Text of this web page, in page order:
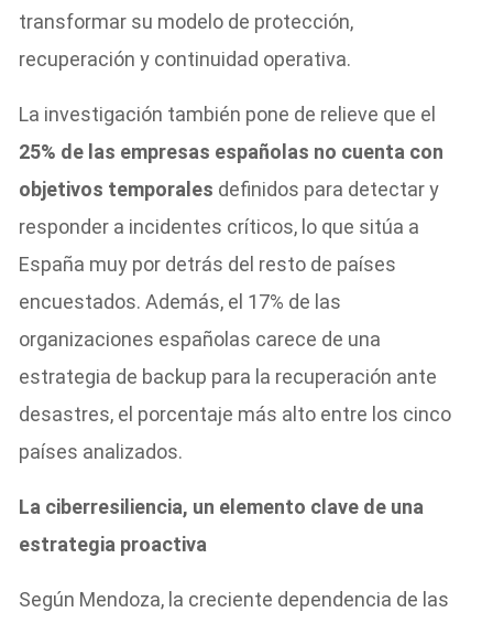
transformar su modelo de protección,
recuperación y continuidad operativa.
La investigación también pone de relieve que el
25% de las empresas españolas no cuenta con
objetivos temporales definidos para detectar y
responder a incidentes críticos, lo que sitúa a
España muy por detrás del resto de países
encuestados. Además, el 17% de las
organizaciones españolas carece de una
estrategia de backup para la recuperación ante
desastres, el porcentaje más alto entre los cinco
países analizados.
La ciberresiliencia, un elemento clave de una
estrategia proactiva
Según Mendoza, la creciente dependencia de las